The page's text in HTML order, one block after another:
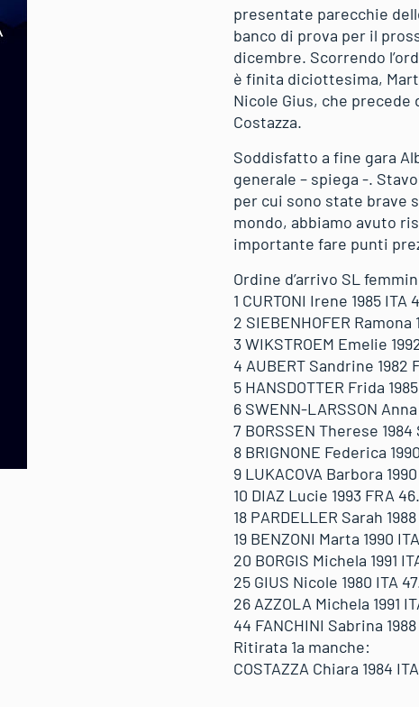
presentate parecchie
banco di prova per il
dicembre. Scorrendo
è finita diciottesima,
Nicole Gius, che precede
Costazza.
Soddisfatto a fine gara
generale – spiega -.
per cui sono state brave
mondo, abbiamo avuto
importante fare punti
Ordine d’arrivo SL
1 CURTONI Irene 1985 ITA
2 SIEBENHOFER Ramona
3 WIKSTROEM Emelie
4 AUBERT Sandrine 1982
5 HANSDOTTER Frida
6 SWENN-LARSSON
7 BORSSEN Therese
8 BRIGNONE Federica
9 LUKACOVA Barbora
10 DIAZ Lucie 1993 FRA
18 PARDELLER Sarah
19 BENZONI Marta 1990
20 BORGIS Michela 1991
25 GIUS Nicole 1980 ITA
26 AZZOLA Michela 1991
44 FANCHINI Sabrina
Ritirata 1a manche:
COSTAZZA Chiara 1984 ITA